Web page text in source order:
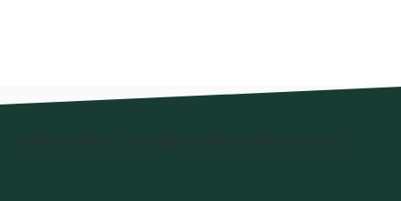
Altri prodotti che potrebbero interessarti